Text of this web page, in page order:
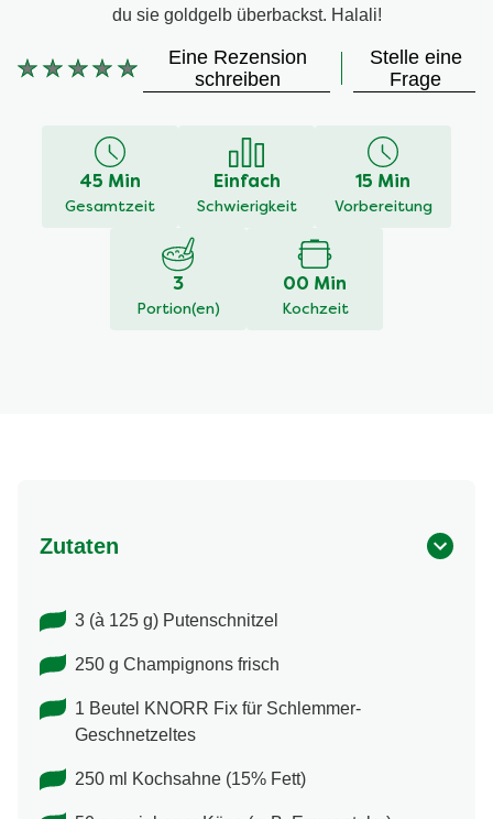
du sie goldgelb überbackst. Halali!
Keine
abgegeben
Eine Rezension
schreiben
Stelle eine
Frage
45 Min
Gesamtzeit
Einfach
Schwierigkeit
15 Min
Vorbereitung
3
Portion(en)
00 Min
Kochzeit
Zutaten
3 (à 125 g) Putenschnitzel
250 g Champignons frisch
1 Beutel KNORR Fix für Schlemmer-
Geschnetzeltes
250 ml Kochsahne (15% Fett)